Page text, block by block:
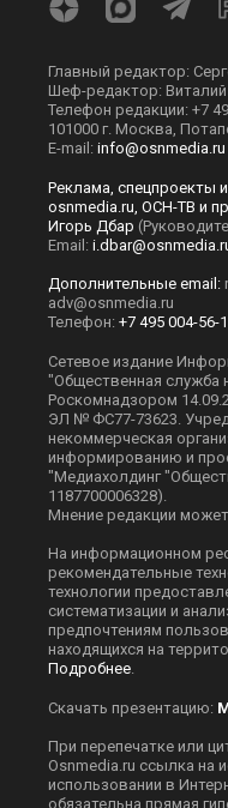
Главный редактор:
Шеф-редактор:
Телефон редакции: +7
101000 г. Москва,
E-mail: info@osnmedia.ru
Реклама, спецпроекты
osnmedia.ru, ОСН-ТВ и
Игорь Дбар
Email:
Дополнительные email:
adv@osnmedia.ru
Телефон: +7 495 004-56-
Сетевое издание
"Общественная служба
Роскомнадзором
ЭЛ № ФС77-73623.
некоммерческая
информированию и
"Медиахолдинг
1187700006328).
Мнение редакции
На информационном
рекомендательные
технологии
систематизации и
предпочтениям
находящихся на
Подробнее
Скачать презентацию:
При перепечатке или
Оsnmedia.ru ссылка на
использовании в
обязательна прямая